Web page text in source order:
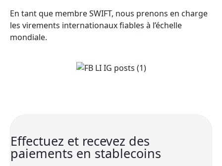
En tant que membre SWIFT, nous prenons en charge
les virements internationaux fiables à l’échelle
mondiale.
Effectuez et recevez des
paiements en stablecoins